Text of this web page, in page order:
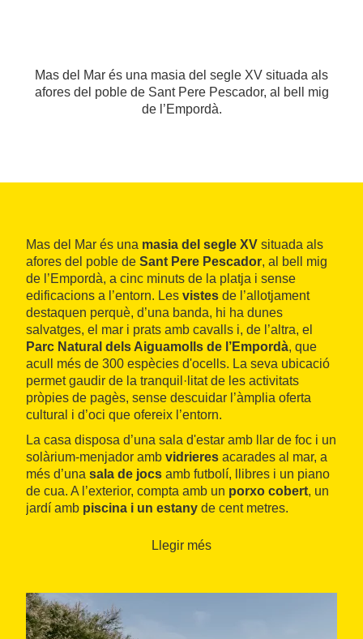
Mas del Mar és una masia del segle XV situada als
afores del poble de Sant Pere Pescador, al bell mig
de l’Empordà.
Mas del Mar és una masia del segle XV situada als
afores del poble de Sant Pere Pescador, al bell mig
de l’Empordà, a cinc minuts de la platja i sense
edificacions a l’entorn. Les vistes de l’allotjament
destaquen perquè, d’una banda, hi ha dunes
salvatges, el mar i prats amb cavalls i, de l’altra, el
Parc Natural dels Aiguamolls de l’Empordà, que
acull més de 300 espècies d'ocells. La seva ubicació
permet gaudir de la tranquil·litat de les activitats
pròpies de pagès, sense descuidar l’àmplia oferta
cultural i d’oci que ofereix l’entorn.
La casa disposa d’una sala d'estar amb llar de foc i un
solàrium-menjador amb vidrieres acarades al mar, a
més d’una sala de jocs amb futbolí, llibres i un piano
de cua. A l’exterior, compta amb un porxo cobert, un
jardí amb piscina i un estany de cent metres.
dormitori i bany) i habitacions dobles àmplies,
Llegir més